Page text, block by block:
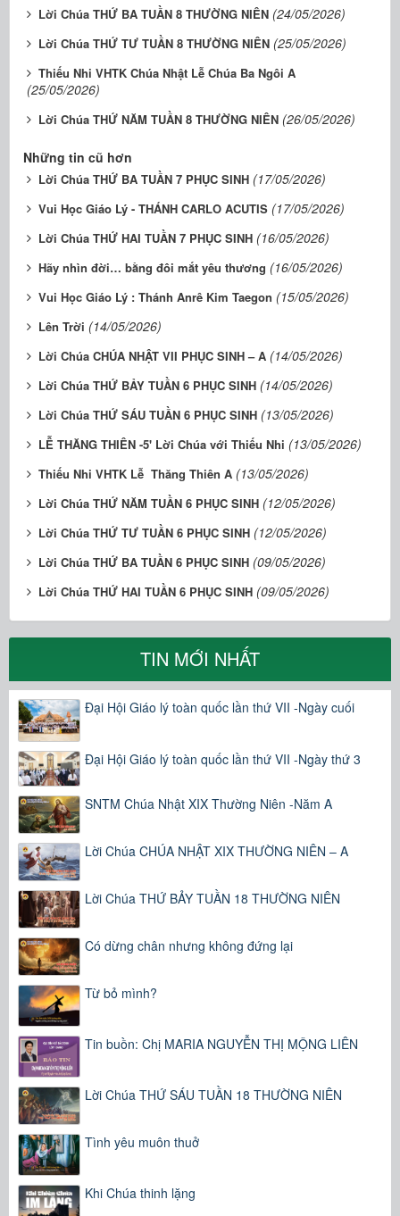
Lời Chúa THỨ BA TUẦN 8 THƯỜNG NIÊN (24/05/2026)
Lời Chúa THỨ TƯ TUẦN 8 THƯỜNG NIÊN (25/05/2026)
Thiếu Nhi VHTK Chúa Nhật Lễ Chúa Ba Ngôi A
(25/05/2026)
Lời Chúa THỨ NĂM TUẦN 8 THƯỜNG NIÊN (26/05/2026)
Những tin cũ hơn
Lời Chúa THỨ BA TUẦN 7 PHỤC SINH (17/05/2026)
Vui Học Giáo Lý - THÁNH CARLO ACUTIS (17/05/2026)
Lời Chúa THỨ HAI TUẦN 7 PHỤC SINH (16/05/2026)
Hãy nhìn đời… bằng đôi mắt yêu thương (16/05/2026)
Vui Học Giáo Lý : Thánh Anrê Kim Taegon (15/05/2026)
Lên Trời (14/05/2026)
Lời Chúa CHÚA NHẬT VII PHỤC SINH – A (14/05/2026)
Lời Chúa THỨ BẢY TUẦN 6 PHỤC SINH (14/05/2026)
Lời Chúa THỨ SÁU TUẦN 6 PHỤC SINH (13/05/2026)
LỄ THĂNG THIÊN -5' Lời Chúa với Thiếu Nhi (13/05/2026)
Thiếu Nhi VHTK Lễ Thăng Thiên A (13/05/2026)
Lời Chúa THỨ NĂM TUẦN 6 PHỤC SINH (12/05/2026)
Lời Chúa THỨ TƯ TUẦN 6 PHỤC SINH (12/05/2026)
Lời Chúa THỨ BA TUẦN 6 PHỤC SINH (09/05/2026)
Lời Chúa THỨ HAI TUẦN 6 PHỤC SINH (09/05/2026)
TIN MỚI NHẤT
Đại Hội Giáo lý toàn quốc lần thứ VII -Ngày cuối
Đại Hội Giáo lý toàn quốc lần thứ VII -Ngày thứ 3
SNTM Chúa Nhật XIX Thường Niên -Năm A
Lời Chúa CHÚA NHẬT XIX THƯỜNG NIÊN – A
Lời Chúa THỨ BẢY TUẦN 18 THƯỜNG NIÊN
Có dừng chân nhưng không đứng lại
Từ bỏ mình?
Tin buồn: Chị MARIA NGUYỄN THỊ MỘNG LIÊN
Lời Chúa THỨ SÁU TUẦN 18 THƯỜNG NIÊN
Tình yêu muôn thuở
Khi Chúa thinh lặng